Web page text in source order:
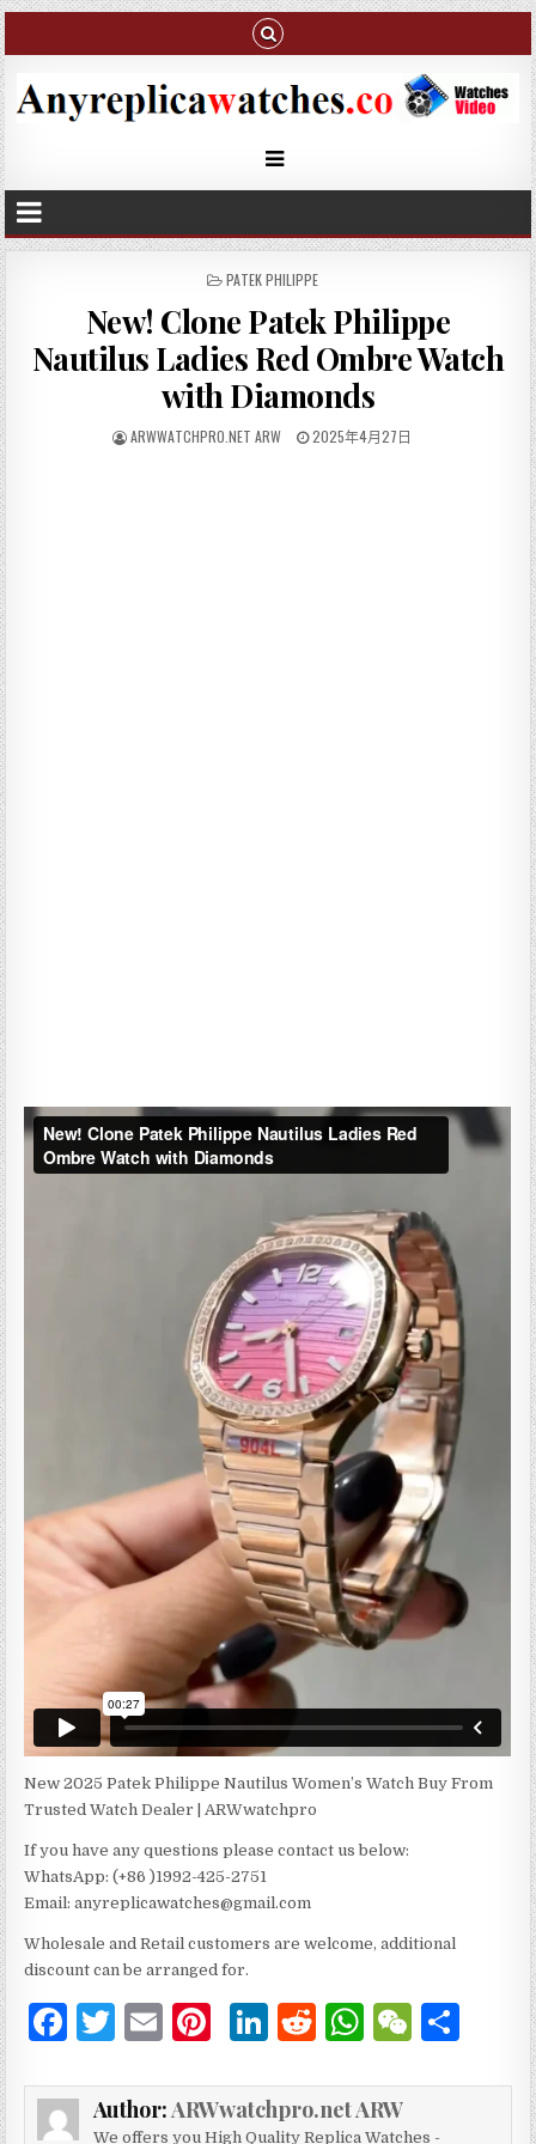
P
S
T
E
D
PATEK PHILIPPE
New! Clone Patek Philippe
Nautilus Ladies Red Ombre Watch
with Diamonds
ARWWATCHPRO.NET ARW 2025年4月27日
New 2025 Patek Philippe Nautilus Women’s Watch Buy From
Trusted Watch Dealer | ARWwatchpro
If you have any questions please contact us below:
WhatsApp: (+86 )1992-425-2751
Email: anyreplicawatches@gmail.com
Wholesale and Retail customers are welcome, additional
discount can be arranged for.
F
c
T
it
E
ai
Pi
te
Li
k
R
d
W
at
W
C
Author:ARWwatchpro.net ARW
We offers you High Quality Replica Watches -